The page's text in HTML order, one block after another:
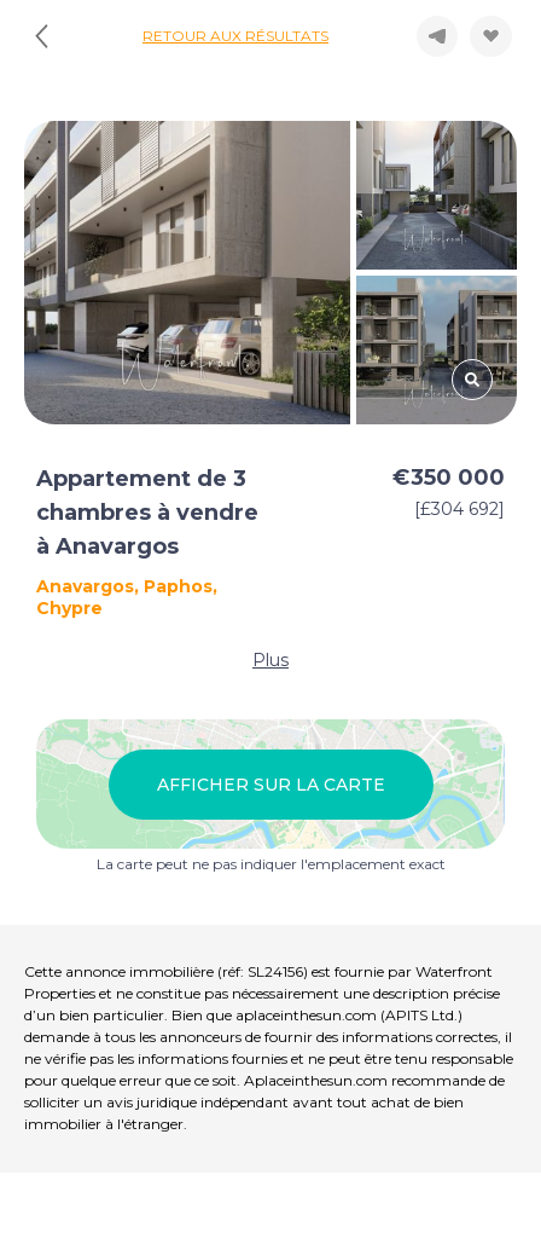
RETOUR AUX RÉSULTATS
Appartement de 3
chambres à vendre
à Anavargos
Anavargos, Paphos,
Chypre
€350 000
[£304 692]
Plus
AFFICHER SUR LA CARTE
La carte peut ne pas indiquer l'emplacement exact
Cette annonce immobilière (réf: SL24156) est fournie par Waterfront
Properties et ne constitue pas nécessairement une description précise
d’un bien particulier. Bien que aplaceinthesun.com (APITS Ltd.)
demande à tous les annonceurs de fournir des informations correctes, il
ne vérifie pas les informations fournies et ne peut être tenu responsable
pour quelque erreur que ce soit. Aplaceinthesun.com recommande de
solliciter un avis juridique indépendant avant tout achat de bien
immobilier à l'étranger.